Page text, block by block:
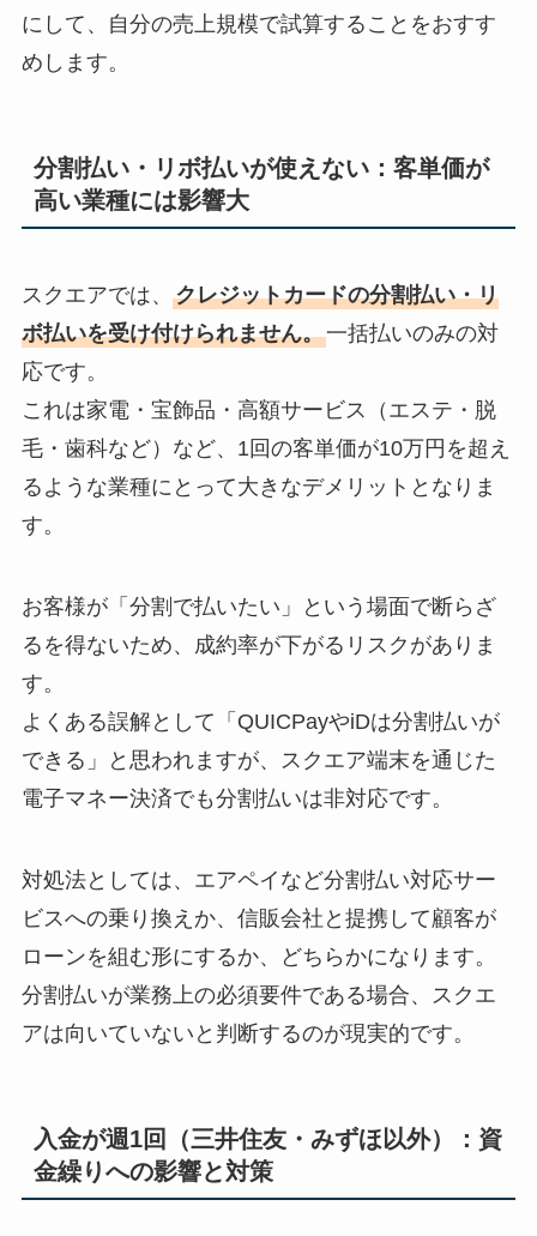
にして、自分の売上規模で試算することをおすす
めします。
分割払い・リボ払いが使えない：客単価が
高い業種には影響大
スクエアでは、 クレジットカードの分割払い・リ
ボ払いを受け付けられません。一括払いのみの対
応です。
これは家電・宝飾品・高額サービス（エステ・脱
毛・歯科など）など、1回の客単価が10万円を超え
るような業種にとって大きなデメリットとなりま
す。
お客様が「分割で払いたい」という場面で断らざ
るを得ないため、成約率が下がるリスクがありま
す。
よくある誤解として「QUICPayやiDは分割払いが
できる」と思われますが、スクエア端末を通じた
電子マネー決済でも分割払いは非対応です。
対処法としては、エアペイなど分割払い対応サー
ビスへの乗り換えか、信販会社と提携して顧客が
ローンを組む形にするか、どちらかになります。
分割払いが業務上の必須要件である場合、スクエ
アは向いていないと判断するのが現実的です。
入金が週1回（三井住友・みずほ以外）：資
金繰りへの影響と対策